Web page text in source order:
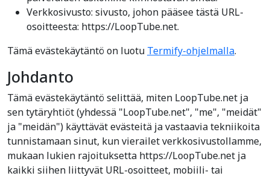
Verkkosivusto: sivusto, johon pääsee tästä URL-
osoitteesta: https://LoopTube.net.
Tämä evästekäytäntö on luotu Termify-ohjelmalla.
Johdanto
Tämä evästekäytäntö selittää, miten LoopTube.net ja
sen tytäryhtiöt (yhdessä "LoopTube.net", "me", "meidät"
ja "meidän") käyttävät evästeitä ja vastaavia tekniikoita
tunnistamaan sinut, kun vierailet verkkosivustollamme,
mukaan lukien rajoituksetta https://LoopTube.net ja
kaikki siihen liittyvät URL-osoitteet, mobiili- tai